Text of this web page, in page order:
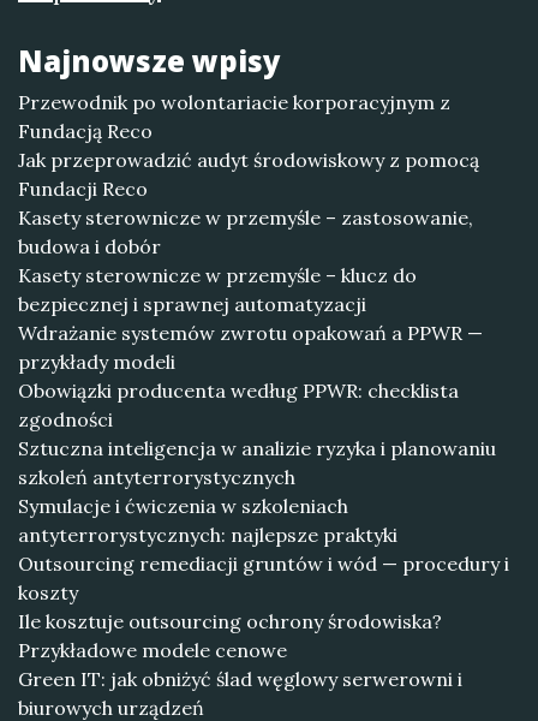
Najnowsze wpisy
Przewodnik po wolontariacie korporacyjnym z
Fundacją Reco
Jak przeprowadzić audyt środowiskowy z pomocą
Fundacji Reco
Kasety sterownicze w przemyśle – zastosowanie,
budowa i dobór
Kasety sterownicze w przemyśle – klucz do
bezpiecznej i sprawnej automatyzacji
Wdrażanie systemów zwrotu opakowań a PPWR —
przykłady modeli
Obowiązki producenta według PPWR: checklista
zgodności
Sztuczna inteligencja w analizie ryzyka i planowaniu
szkoleń antyterrorystycznych
Symulacje i ćwiczenia w szkoleniach
antyterrorystycznych: najlepsze praktyki
Outsourcing remediacji gruntów i wód — procedury i
koszty
Ile kosztuje outsourcing ochrony środowiska?
Przykładowe modele cenowe
Green IT: jak obniżyć ślad węglowy serwerowni i
biurowych urządzeń